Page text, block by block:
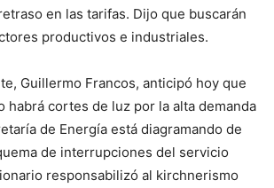
que
en las tarifas. Dijo que buscarán
productivos e industriales.
Guillermo Francos, anticipó hoy que
habrá cortes de luz por la alta demanda
de Energía está diagramando de
de interrupciones del servicio
responsabilizó al kirchnerismo